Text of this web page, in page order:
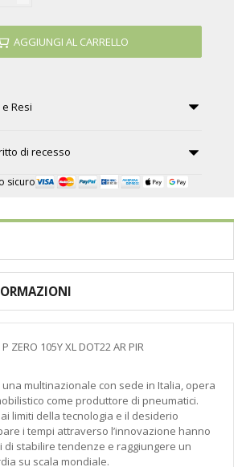
AGGIUNGI AL CARRELLO
Resi
di recesso
sicuro
ZERO 105Y XL DOT22 AR PIR
una multinazionale con sede in Italia, opera
come produttore di pneumatici.
limiti della tecnologia e il desiderio
i tempi attraverso l’innovazione hanno
di stabilire tendenze e raggiungere un
su scala mondiale.